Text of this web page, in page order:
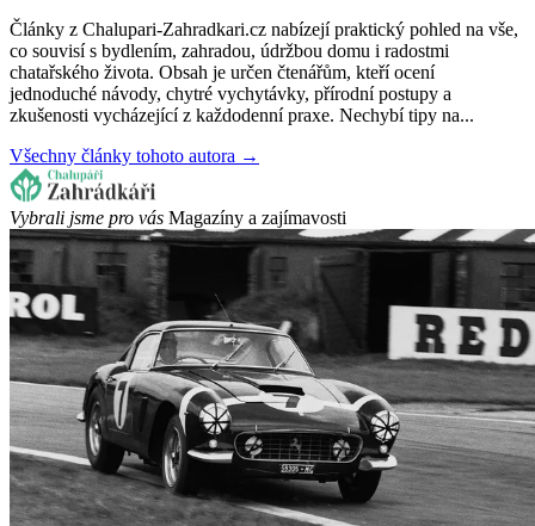
Články z Chalupari-Zahradkari.cz nabízejí praktický pohled na vše,
co souvisí s bydlením, zahradou, údržbou domu i radostmi
chatařského života. Obsah je určen čtenářům, kteří ocení
jednoduché návody, chytré vychytávky, přírodní postupy a
zkušenosti vycházející z každodenní praxe. Nechybí tipy na...
Všechny články tohoto autora →
Vybrali jsme pro vás Magazíny a zajímavosti